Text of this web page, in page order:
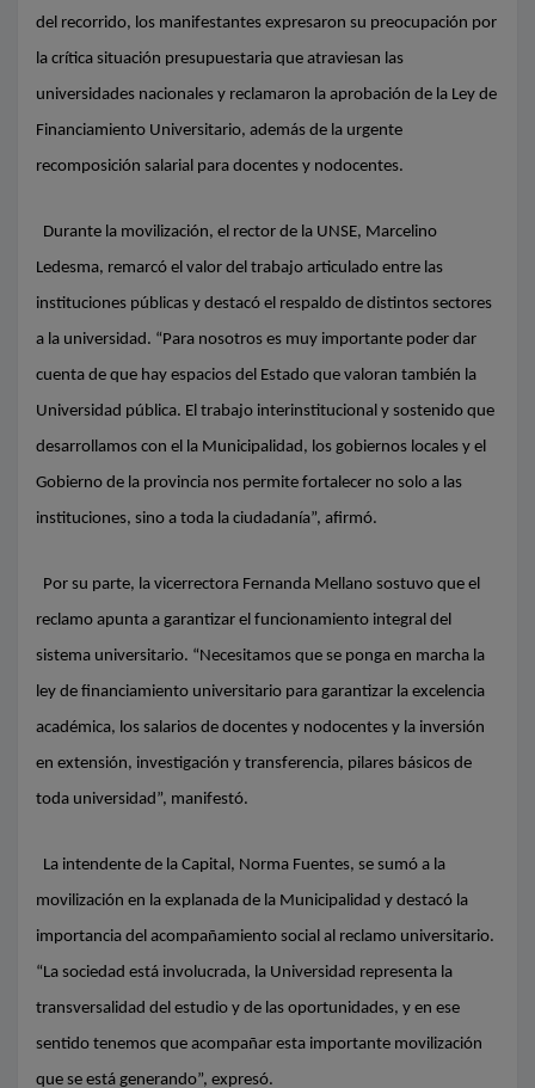
del recorrido, los manifestantes expresaron su preocupación por
la crítica situación presupuestaria que atraviesan las
universidades nacionales y reclamaron la aprobación de la Ley de
Financiamiento Universitario, además de la urgente
recomposición salarial para docentes y nodocentes.
Durante la movilización, el rector de la UNSE, Marcelino
Ledesma, remarcó el valor del trabajo articulado entre las
instituciones públicas y destacó el respaldo de distintos sectores
a la universidad. “Para nosotros es muy importante poder dar
cuenta de que hay espacios del Estado que valoran también la
Universidad pública. El trabajo interinstitucional y sostenido que
desarrollamos con el la Municipalidad, los gobiernos locales y el
Gobierno de la provincia nos permite fortalecer no solo a las
instituciones, sino a toda la ciudadanía”, afirmó.
Por su parte, la vicerrectora Fernanda Mellano sostuvo que el
reclamo apunta a garantizar el funcionamiento integral del
sistema universitario. “Necesitamos que se ponga en marcha la
ley de financiamiento universitario para garantizar la excelencia
académica, los salarios de docentes y nodocentes y la inversión
en extensión, investigación y transferencia, pilares básicos de
toda universidad”, manifestó.
La intendente de la Capital, Norma Fuentes, se sumó a la
movilización en la explanada de la Municipalidad y destacó la
importancia del acompañamiento social al reclamo universitario.
“La sociedad está involucrada, la Universidad representa la
transversalidad del estudio y de las oportunidades, y en ese
sentido tenemos que acompañar esta importante movilización
que se está generando”, expresó.